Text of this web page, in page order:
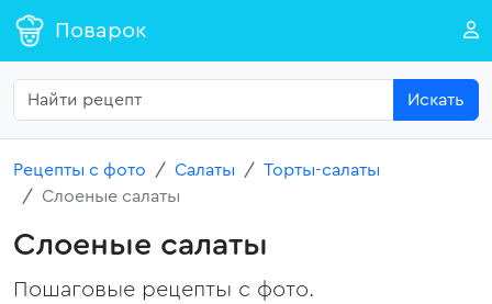
Поварок
Искать
Рецепты с фото Салаты
Торты-салаты
Слоеные салаты
Слоеные салаты
Пошаговые рецепты с фото.